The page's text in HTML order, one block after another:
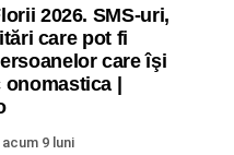
2026. SMS-uri,
care pot fi
care îşi
onomastica |
acum 9 luni